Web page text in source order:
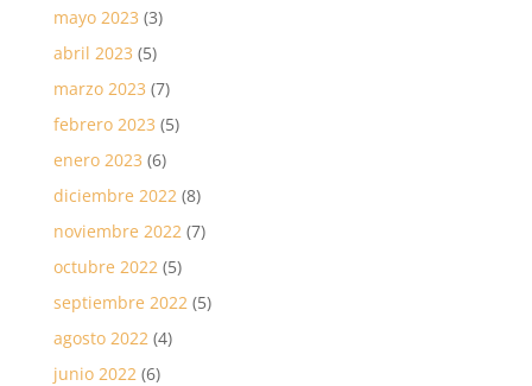
mayo 2023 (3)
abril 2023 (5)
marzo 2023 (7)
febrero 2023 (5)
enero 2023 (6)
diciembre 2022(8)
noviembre 2022(7)
octubre 2022(5)
septiembre 2022(5)
agosto 2022(4)
junio 2022(6)